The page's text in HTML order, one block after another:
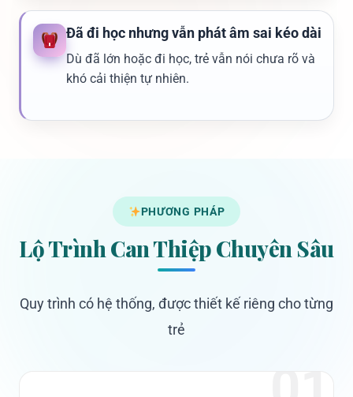
Đã đi học nhưng vẫn phát âm sai kéo dài
Dù đã lớn hoặc đi học, trẻ vẫn nói chưa rõ và
khó cải thiện tự nhiên.
PHƯƠNG PHÁP
Lộ Trình Can Thiệp Chuyên Sâu
Quy trình có hệ thống, được thiết kế riêng cho từng
trẻ